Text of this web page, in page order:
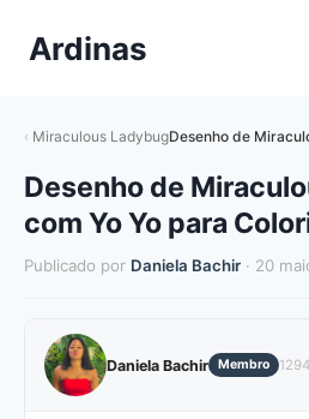
paraArdinas
Miraculous LadybugDesenho de
Desenho de
com Yo Yo para
Publicado por Daniela Bachir · 20
Daniela Bachir Membro